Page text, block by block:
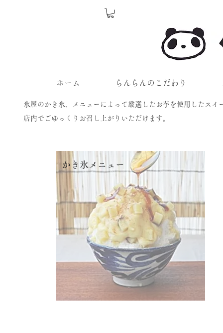
氷屋のかき氷、メニューによって厳選したお芋を使用したスイ
​​店内でごゆっくりお召し上がりいただけます。
かき氷メニュー
ホーム らんらんのこだわり